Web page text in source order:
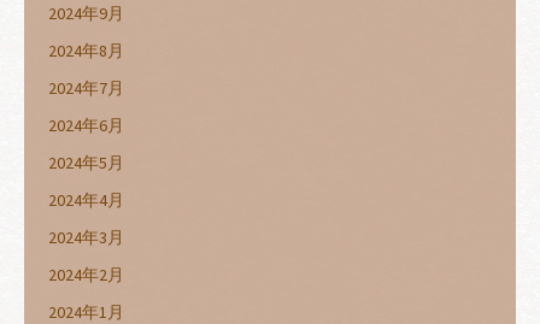
2024年9月
2024年8月
2024年7月
2024年6月
2024年5月
2024年4月
2024年3月
2024年2月
2024年1月